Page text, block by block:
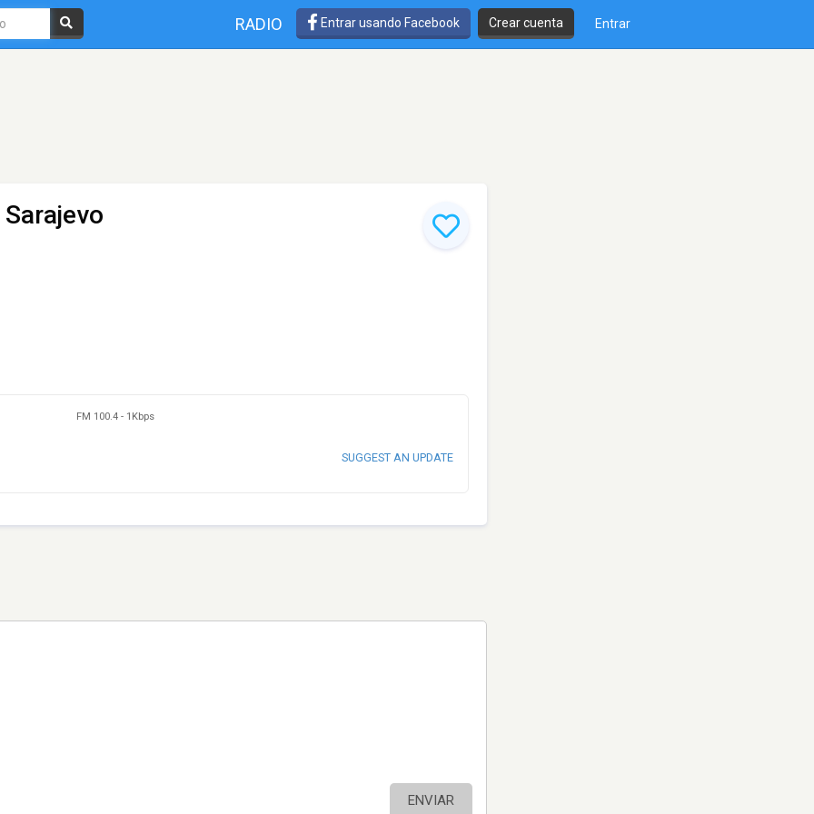
RADIO Entrar usando Facebook Crear cuenta Entrar
FM 100.4 - 1Kbps
SUGGEST AN UPDATE
ENVIAR